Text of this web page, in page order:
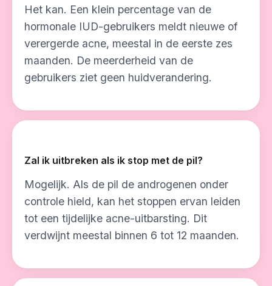
Het kan. Een klein percentage van de
hormonale IUD-gebruikers meldt nieuwe of
verergerde acne, meestal in de eerste zes
maanden. De meerderheid van de
gebruikers ziet geen huidverandering.
Zal ik uitbreken als ik stop met de pil?
Mogelijk. Als de pil de androgenen onder
controle hield, kan het stoppen ervan leiden
tot een tijdelijke acne-uitbarsting. Dit
verdwijnt meestal binnen 6 tot 12 maanden.